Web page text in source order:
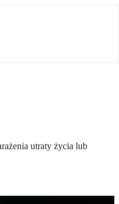
utraty życia lub